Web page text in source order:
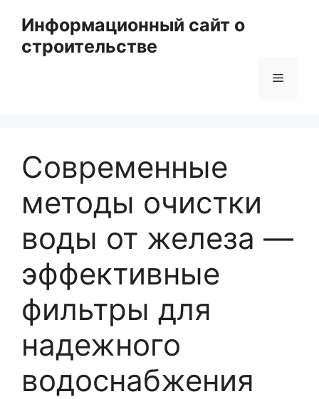
содержимому
Информационный сайт о
строительстве
Меню
Современные
методы очистки
воды от железа —
эффективные
фильтры для
надежного
водоснабжения